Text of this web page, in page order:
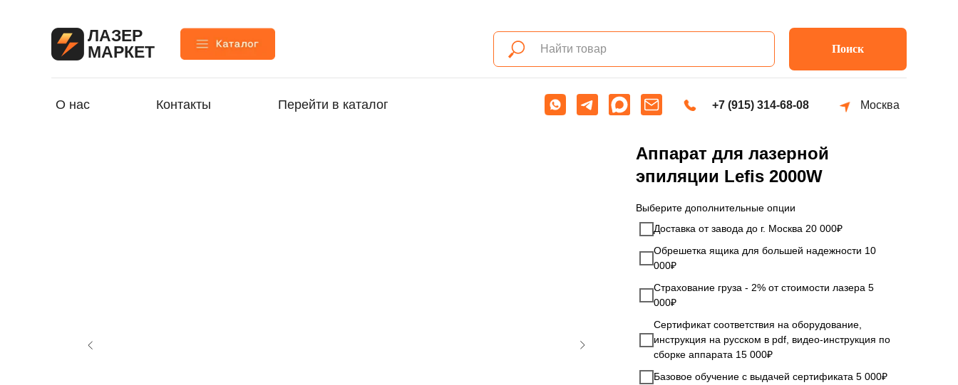
Поиск
ЛАЗЕР
МАРКЕТ
Перейти в каталог
Контакты
О нас Москва
+7 (915) 314-68-08
Аппарат для лазерной
эпиляции Lefis 2000W
Выберите дополнительные опции
Доставка от завода до г. Москва 20 000₽
Обрешетка ящика для большей надежности 10
000₽
Страхование груза - 2% от стоимости лазера 5
000₽
Сертификат соответствия на оборудование,
инструкция на русском в pdf, видео-инструкция по
сборке аппарата 15 000₽
Базовое обучение с выдачей сертификата 5 000₽